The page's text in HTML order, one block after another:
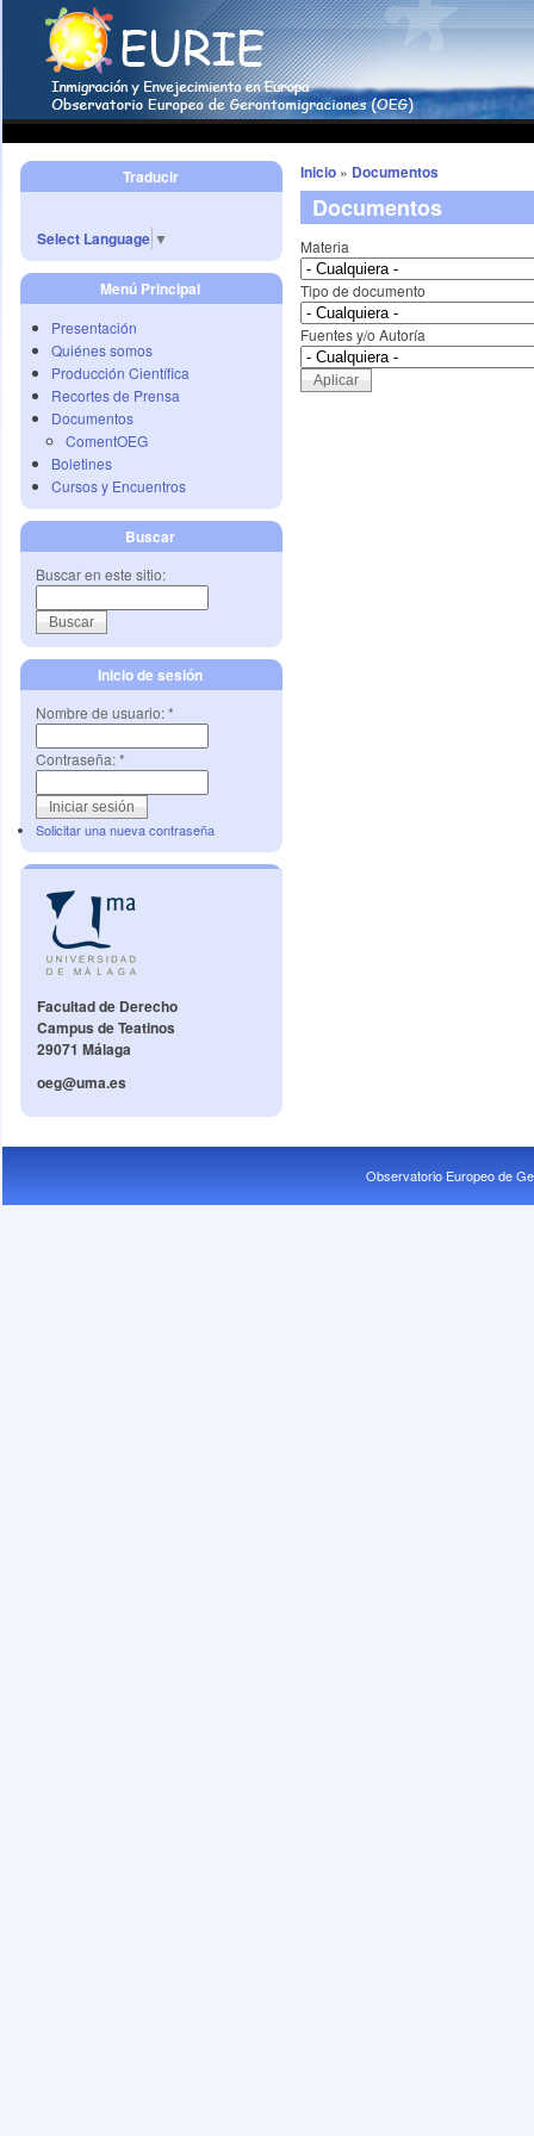
Traducir
Select Language ▼
Menú Principal
Presentación
Quiénes somos
Producción Científica
Recortes de Prensa
Documentos
ComentOEG
Boletines
Cursos y Encuentros
Buscar
Buscar en este sitio:
Inicio de sesión
Nombre de usuario:*
Contraseña:*
Solicitar una nueva contraseña
Facultad de Derecho
Campus de Teatinos
29071 Málaga
oeg@uma.es
Inicio » Documentos
Documentos
Materia
Tipo de documento
Fuentes y/o Autoría
Observatorio Europeo de